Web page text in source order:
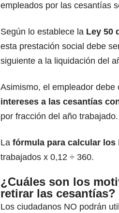
empleados por las cesantías
Según lo establece la Ley 50
esta prestación social debe
siguiente a la liquidación del
Asimismo, el empleador
intereses a las cesantías
por fracción del año trabajado.
La fórmula para calcular los
trabajados x 0,12 ÷ 360.
¿Cuáles son los
retirar las cesantías?
Los ciudadanos NO podrán